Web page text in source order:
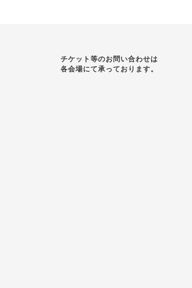
チケット等のお問い合わせは
各会場にて承っております。